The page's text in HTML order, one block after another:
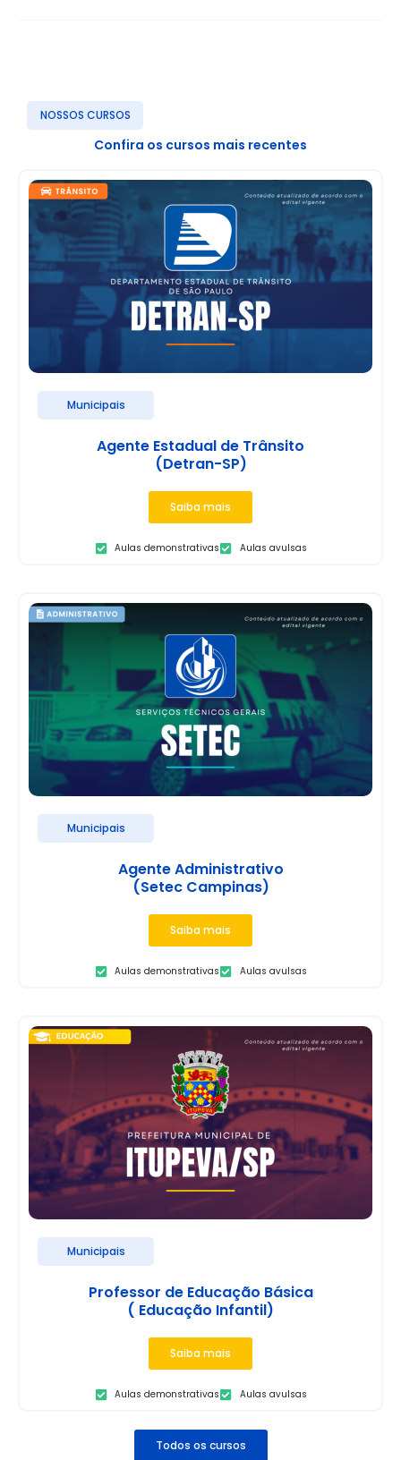
NOSSOS CURSOS
Confira os cursos mais recentes
Municipais
Agente Estadual de Trânsito
(Detran-SP)
Saiba mais
Aulas demonstrativas Aulas avulsas
Municipais
Agente Administrativo
(Setec Campinas)
Saiba mais
Aulas demonstrativas Aulas avulsas
Municipais
Professor de Educação Básica
( Educação Infantil)
Saiba mais
Aulas demonstrativas Aulas avulsas
Todos os cursos